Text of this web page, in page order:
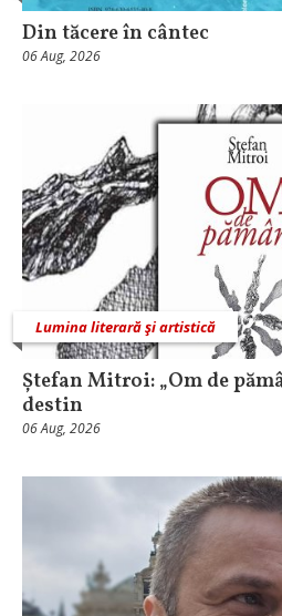
Din tăcere în cântec
06 Aug, 2026
Lumina literară şi artistică
Ștefan Mitroi: „Om de
destin
06 Aug, 2026